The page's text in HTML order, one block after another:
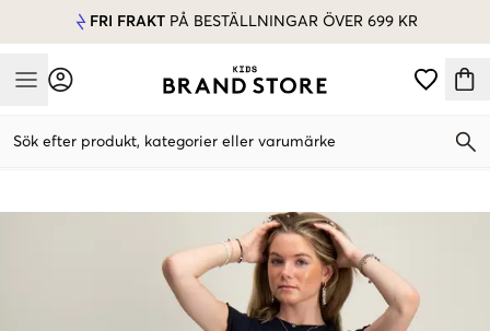
FRI FRAKT PÅ BESTÄLLNINGAR ÖVER 699 KR
Mobile Menu
Sök efter produkt, kategorier eller varumärke